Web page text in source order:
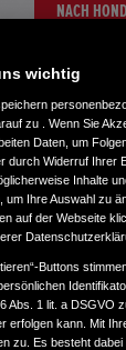
NACH
ab
wichtig
zu . Wenn Sie
Daten, um
durch Widerruf Ihrer
Inhalte
Ihre Auswahl zu
auf der Webseite
Buttons
Abs. 1 lit. a DSGVO
kann. Mit
zu. Es besteht